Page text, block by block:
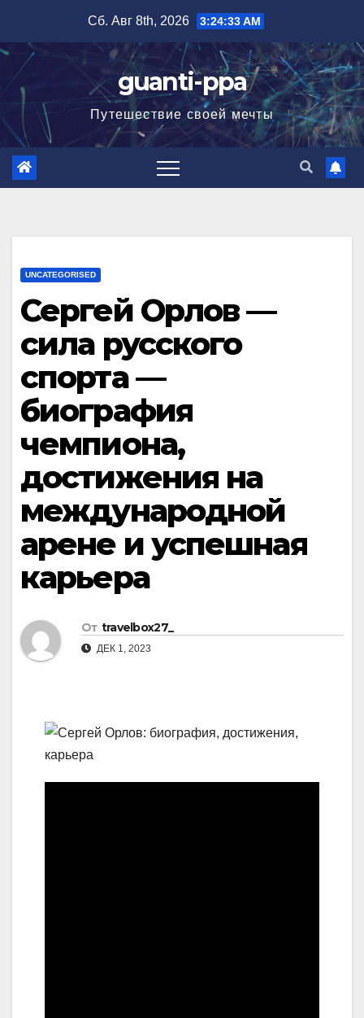
содержимому
Сб. Авг 8th, 2026 3:24:34 AM
guanti-ppa
Путешествие своей мечты
UNCATEGORISED
Сергей Орлов —
сила русского
спорта —
биография
чемпиона,
достижения на
международной
арене и успешная
карьера
От travelbox27_
ДЕК 1, 2023